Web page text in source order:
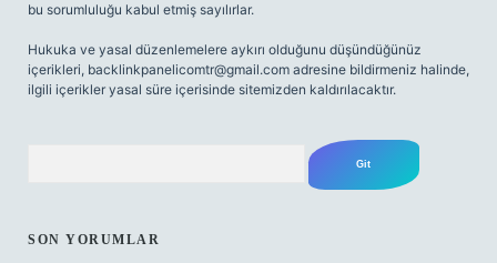
bu sorumluluğu kabul etmiş sayılırlar.
Hukuka ve yasal düzenlemelere aykırı olduğunu düşündüğünüz
içerikleri, backlinkpanelicomtr@gmail.com adresine bildirmeniz halinde,
ilgili içerikler yasal süre içerisinde sitemizden kaldırılacaktır.
SON YORUMLAR